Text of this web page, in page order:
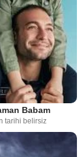
Babam
tarihi belirsiz